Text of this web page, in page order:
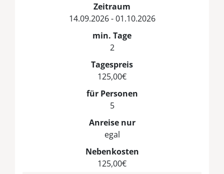
Zeitraum
14.09.2026 - 01.10.2026
min. Tage
2
Tagespreis
125,00€
für Personen
5
Anreise nur
egal
Nebenkosten
125,00€